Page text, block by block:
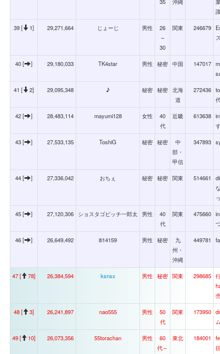
39 [ 1] 29,271,664 じょーじ 男性
26
～
30
関東 246679
40 [ ] 29,180,033 TK4star 男性 秘密 中国 147017
41 [ 2] 29,095,348 ♪ 秘密 秘密 北海
道
272436
42 [ ] 28,483,114 mayumi128 女性
40
代
近畿 613638
43 [ ] 27,533,135 ToshiG 秘密 秘密
中
部・
甲信
347893
44 [ ] 27,336,042 おちぇ 秘密 秘密 関東 514661
45 [ ] 27,120,306 ショスタゴビッチ一郎太 男性
40
代
関東 475660
46 [ ] 26,649,492 iti14159 男性 秘密
九
州・
沖縄
449781
47 [ 78] 26,384,594 ksnsx 男性 秘密 関東 298685
48 [ 3] 26,241,897 nao555 男性
50
代
関東 173950
49 [ 10] 26,073,356 55torachan 男性
60
代～
東北 184001